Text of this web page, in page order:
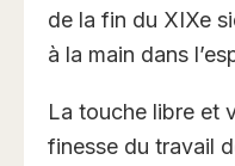
de la fin du XIXe
à la main dans
La touche libre et
finesse du travail